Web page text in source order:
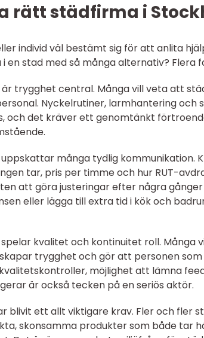
rätt städfirma i
individ väl bestämt sig för att anlita
en stad med så många alternativ? Flera
trygghet central. Många vill veta att
Nyckelrutiner, larmhantering och
och det kräver ett genomtänkt
många tydlig kommunikation.
tar, pris per timme och hur RUT-
att göra justeringar efter några
eller lägga till extra tid i kök och
kvalitet och kontinuitet roll. Många
trygghet och gör att personen
möjlighet att lämna
är också tecken på en seriös aktör.
blivit ett allt viktigare krav. Fler och fler
skonsamma produkter som både tar